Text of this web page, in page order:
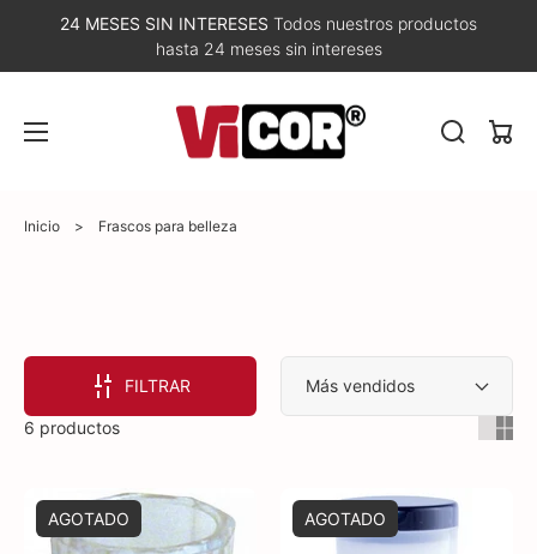
24 MESES SIN INTERESES Todos nuestros productos
hasta 24 meses sin intereses
Inicio > Frascos para belleza
FILTRAR
6 productos
AGOTADO AGOTADO